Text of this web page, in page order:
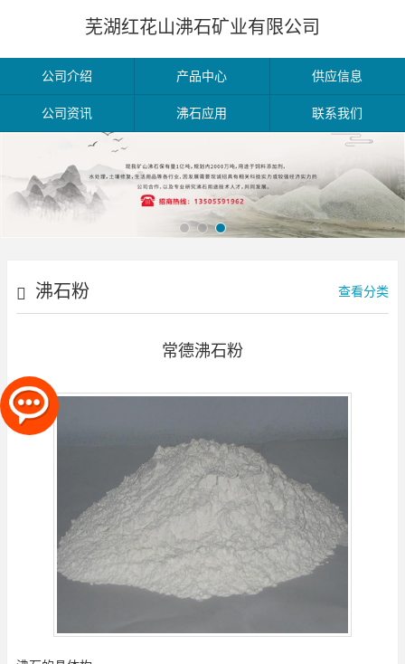
芜湖红花山沸石矿业有限公司
公司介绍 产品中心 供应信息
公司资讯 沸石应用 联系我们
沸石粉 查看分类
常德沸石粉